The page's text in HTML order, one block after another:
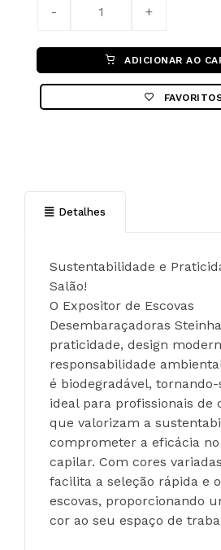
ADICIONAR AO
Detalhes
Sustentabilidade e
Salão!
O Expositor de Escovas
Desembaraçadoras
praticidade, design
responsabilidade
é biodegradável, tornando-
ideal para profissionais de
que valorizam a
comprometer a eficácia
capilar. Com cores
facilita a seleção rápida e
escovas, proporcionando
cor ao seu espaço de